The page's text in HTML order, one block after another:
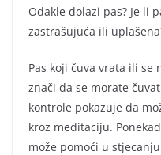
Odakle dolazi pas? Je li
zastrašujuća ili
Pas koji čuva vrata ili se
znači da se morate
kontrole pokazuje da
kroz meditaciju.
može pomoći u